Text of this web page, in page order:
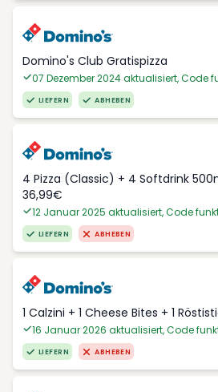
Domino's Club Gratispizza
07 Dezember 2024 aktualisiert, Code
LIEFERN ABHEBEN
4 Pizza (Classic) + 4 Softdrink
36,99€
12 Januar 2025 aktualisiert, Code
LIEFERN ABHEBEN
1 Calzini + 1 Cheese Bites + 1
16 Januar 2026 aktualisiert, Code
LIEFERN ABHEBEN